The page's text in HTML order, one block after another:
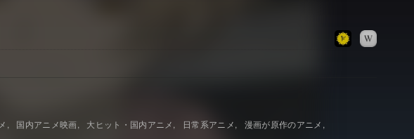
みんなの作品レビュー
Get Freaxフォーラム
国内アニメ映画 大ヒット・国内アニメ 日常系アニメ 漫画が原作のアニメ